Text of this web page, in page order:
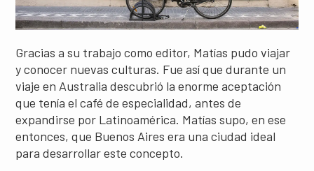
Gracias a su trabajo como editor, Matías pudo viajar
y conocer nuevas culturas. Fue así que durante un
viaje en Australia descubrió la enorme aceptación
que tenía el café de especialidad, antes de
expandirse por Latinoamérica. Matías supo, en ese
entonces, que Buenos Aires era una ciudad ideal
para desarrollar este concepto.